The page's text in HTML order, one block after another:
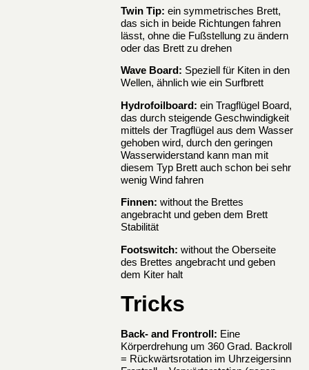
Twin Tip: ein symmetrisches Brett,
das sich in beide Richtungen fahren
lässt, ohne die Fußstellung zu ändern
oder das Brett zu drehen
Wave Board: Speziell für Kiten in den
Wellen, ähnlich wie ein Surfbrett
Hydrofoilboard: ein Tragflügel Board,
das durch steigende Geschwindigkeit
mittels der Tragflügel aus dem Wasser
gehoben wird, durch den geringen
Wasserwiderstand kann man mit
diesem Typ Brett auch schon bei sehr
wenig Wind fahren
Finnen: without the Brettes
angebracht und geben dem Brett
Stabilität
Footswitch: without the Oberseite
des Brettes angebracht und geben
dem Kiter halt
Tricks
Back- and Frontroll: Eine
Körperdrehung um 360 Grad. Backroll
= Rückwärtsrotation im Uhrzeigersinn